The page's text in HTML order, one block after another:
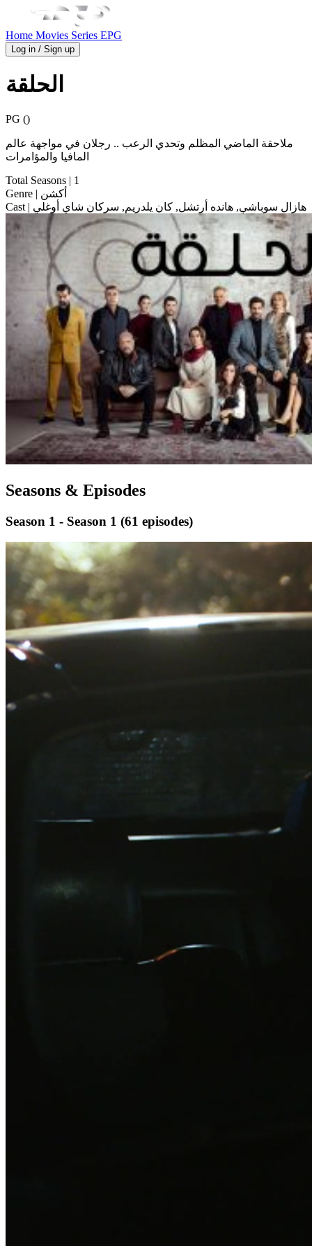
Home Movies Series EPG
Log in / Sign up
الحلقة
PG ()
ملاحقة الماضي المظلم وتحدي الرعب .. رجلان في مواجهة عالم
المافيا والمؤامرات
Total Seasons | 1
Genre
| أكشن
Cast
| هازال سوباشي, هانده أرتشل, كان يلدريم, سركان شاي أوغلي
Seasons & Episodes
Season 1 - Season 1 (61 episodes)